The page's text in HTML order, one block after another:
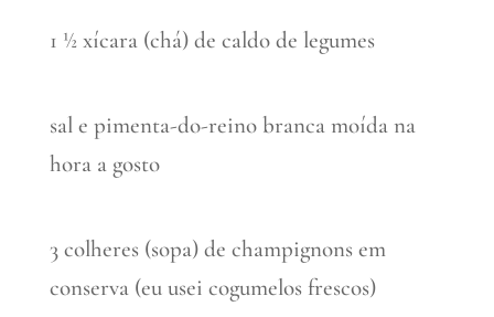
1 ½ xícara (chá) de caldo de legumes
sal e pimenta-do-reino branca moída na
hora a gosto
3 colheres (sopa) de champignons em
conserva (eu usei cogumelos frescos)